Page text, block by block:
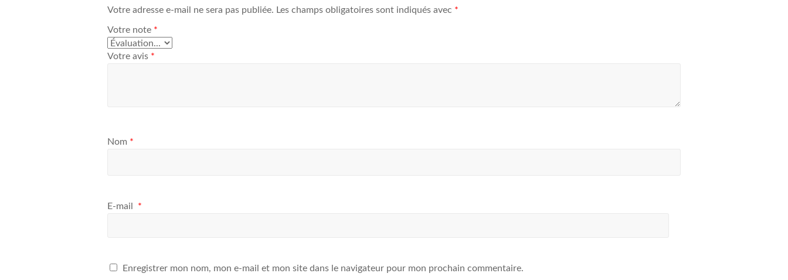
Votre adresse e-mail ne sera pas publiée. Les champs obligatoires sont indiqués avec *
Votre note *
Votre avis *
Nom *
E-mail *
Enregistrer mon nom, mon e-mail et mon site dans le navigateur pour mon prochain commentaire.